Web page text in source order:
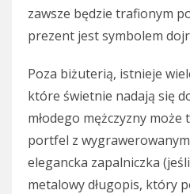
zawsze będzie trafionym
prezent jest symbolem
Poza biżuterią, istnieje
które świetnie nadają się
młodego mężczyzny
portfel z
elegancka zapalniczka
metalowy długopis, który